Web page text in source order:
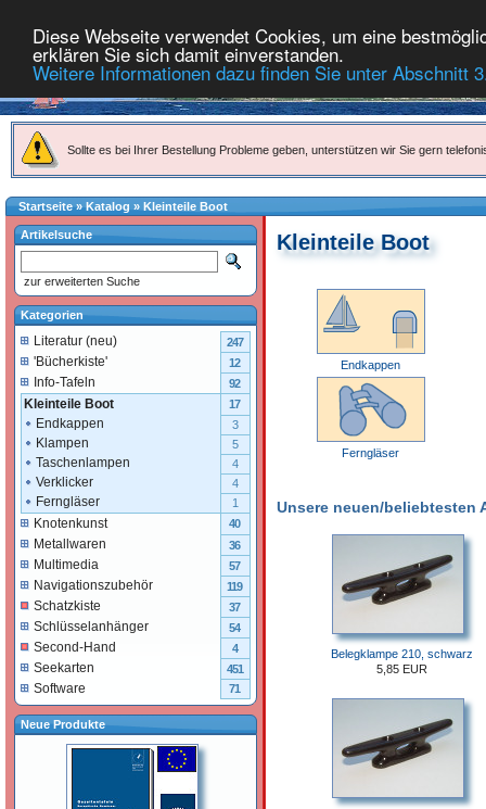
Diese Webseite verwendet Cookies, um eine
erklären Sie sich damit einverstanden.
Weitere Informationen dazu finden Sie unter Abschnitt
Sollte es bei Ihrer Bestellung Probleme geben, unterstützen wir Sie gern
Startseite»Katalog » Kleinteile Boot
Kleinteile Boot
Endkappen
Ferngläser
Unsere neuen/beliebtesten
Belegklampe 210, schwarz
5,85 EUR
Artikelsuche
zur erweiterten Suche
Kategorien
Literatur (neu) 247
'Bücherkiste' 12
Info-Tafeln 92
Kleinteile Boot 17
Endkappen 3
Klampen 5
Taschenlampen 4
Verklicker 4
Ferngläser 1
Knotenkunst 40
Metallwaren 36
Multimedia 57
Navigationszubehör 119
Schatzkiste 37
Schlüsselanhänger 54
Second-Hand 4
Seekarten 451
Software 71
Neue Produkte